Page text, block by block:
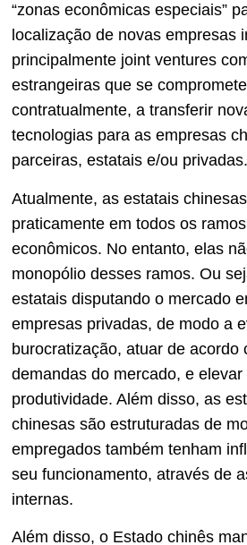
“zonas econômicas especiais”
localização de novas empresas
principalmente joint ventures
estrangeiras que se
contratualmente, a transferir
tecnologias para as empresas
parceiras, estatais e/ou privadas.
Atualmente, as estatais
praticamente em todos os ramos
econômicos. No entanto, elas
monopólio desses ramos. Ou
estatais disputando o mercado
empresas privadas, de modo a
burocratização, atuar de acordo
demandas do mercado, e elevar
produtividade. Além disso, as
chinesas são estruturadas de
empregados também tenham
seu funcionamento, através de
internas.
Além disso, o Estado chinês